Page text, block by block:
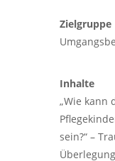
Zielgruppe
Inhalte
„Wie kann
sein?“ –